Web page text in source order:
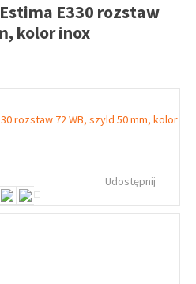
E330 rozstaw
kolor inox
Udostępnij